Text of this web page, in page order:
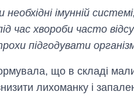
необхідні імунній
час хвороби часто
підгодувати
що в складі
лихоманку і